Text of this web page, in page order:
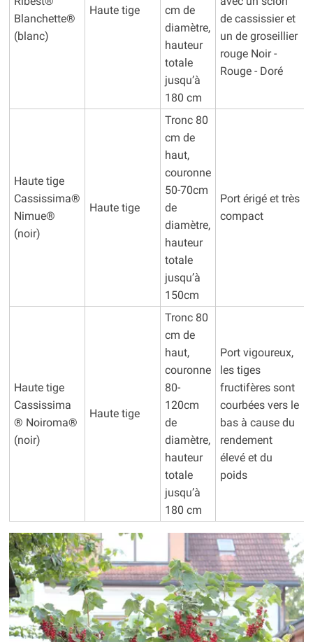
Blanchette®
(blanc)
Haute tige
cm de
diamètre,
hauteur
totale
jusqu’à
180 cm
de cassissier et
un de groseillier
rouge Noir -
Rouge - Doré
Haute tige
Cassissima®
Nimue®
(noir)
Haute tige
Tronc 80
cm de
haut,
couronne
50-70cm
de
diamètre,
hauteur
totale
jusqu’à
150cm
Port érigé et très
compact
Haute tige
Cassissima
® Noiroma®
(noir)
Haute tige
Tronc 80
cm de
haut,
couronne
80-
120cm
de
diamètre,
hauteur
totale
jusqu’à
180 cm
Port vigoureux,
les tiges
fructifères sont
courbées vers le
bas à cause du
rendement
élevé et du
poids